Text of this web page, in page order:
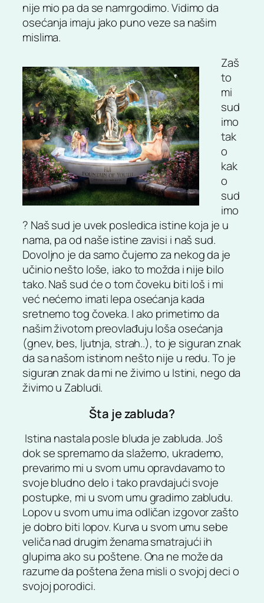
nije mio pa da se namrgodimo. Vidimo da
osećanja imaju jako puno veze sa našim
mislima.
Zaš
to
mi
sud
imo
tak
o
kak
o
sud
imo
? Naš sud je uvek posledica istine koja je u
nama, pa od naše istine zavisi i naš sud.
Dovoljno je da samo čujemo za nekog da je
učinio nešto loše, iako to možda i nije bilo
tako. Naš sud će o tom čoveku biti loš i mi
već nećemo imati lepa osećanja kada
sretnemo tog čoveka. I ako primetimo da
našim životom preovlađuju loša osećanja
(gnev, bes, ljutnja, strah..), to je siguran znak
da sa našom istinom nešto nije u redu. To je
siguran znak da mi ne živimo u Istini, nego da
živimo u Zabludi.
Šta je zabluda?
Istina nastala posle bluda je zabluda. Još
dok se spremamo da slažemo, ukrademo,
prevarimo mi u svom umu opravdavamo to
svoje bludno delo i tako pravdajući svoje
postupke, mi u svom umu gradimo zabludu.
Lopov u svom umu ima odličan izgovor zašto
je dobro biti lopov. Kurva u svom umu sebe
veliča nad drugim ženama smatrajući ih
glupima ako su poštene. Ona ne može da
razume da poštena žena misli o svojoj deci o
svojoj porodici.